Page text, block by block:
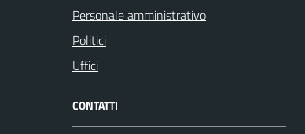
Personale amministrativo
Politici
Uffici
CONTATTI